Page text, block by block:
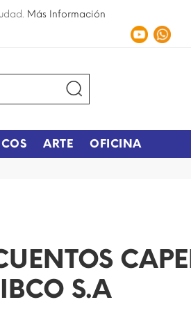
Más Información Compra
ARTE OFICINA
S.A